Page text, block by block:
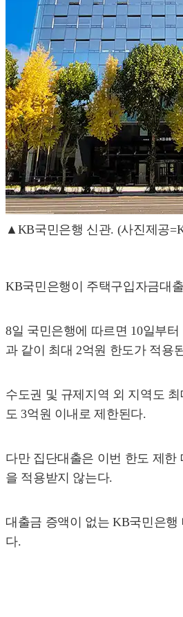
▲KB국민은행 신관. (사진제공
KB국민은행이 주택구입자금대
8일 국민은행에 따르면 10일부
과 같이 최대 2억원 한도가 적용
수도권 및 규제지역 외 지역도
도 3억원 이내로 제한된다.
다만 집단대출은 이번 한도 제한
을 적용받지 않는다.
대출금 증액이 없는 KB국민은
다.